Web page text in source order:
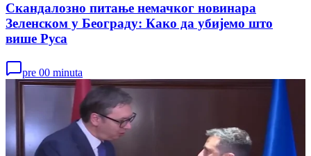
Скандалозно питање немачког новинара
Зеленском у Београду: Како да убијемо што
више Руса
pre 00 minuta